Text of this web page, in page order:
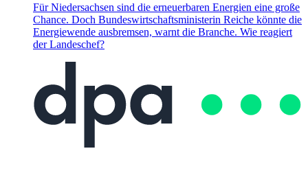
Für Niedersachsen sind die erneuerbaren Energien eine große
Chance. Doch Bundeswirtschaftsministerin Reiche könnte die
Energiewende ausbremsen, warnt die Branche. Wie reagiert
der Landeschef?